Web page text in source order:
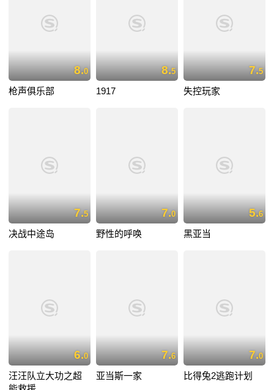
8.0
枪声俱乐部
8.5
1917
7.5
失控玩家
7.5
决战中途岛
7.0
野性的呼唤
5.6
黑亚当
6.0
汪汪队立大功之超
7.6
亚当斯一家
7.0
比得兔2逃跑计划